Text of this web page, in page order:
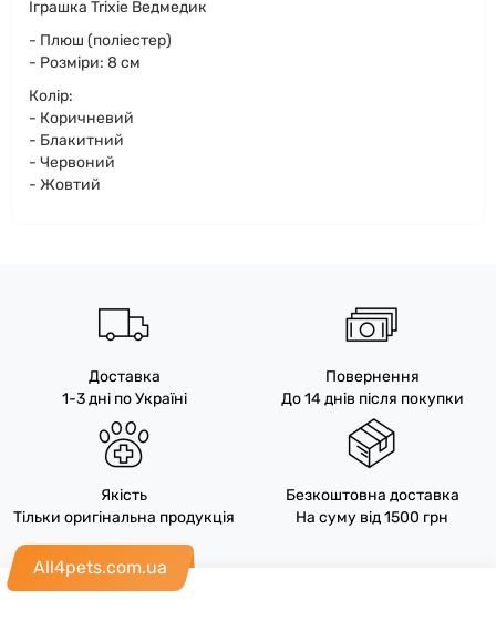
Іграшка Trixie Ведмедик
- Плюш (поліестер)
- Розміри: 8 см
Колір:
- Коричневий
- Блакитний
- Червоний
- Жовтий
Доставка
1-3 дні по Україні
Повернення
До 14 днів після покупки
Якість
Тільки оригінальна продукція
Безкоштовна доставка
На суму від 1500 грн
All4pets.com.ua